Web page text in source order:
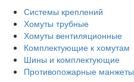
Системы креплений
Хомуты трубные
Хомуты вентиляционные
Комплектующие к хомутам
Шины и комплектующие
Противопожарные манжеты